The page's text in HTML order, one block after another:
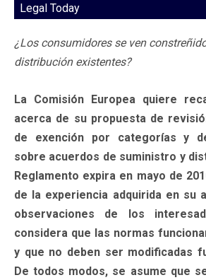
Legal Today
¿Los consumidores se ven
distribución existentes?
La Comisión Europea quiere
acerca de su propuesta de
de exención por categorías y
sobre acuerdos de suministro y
Reglamento expira en mayo de
de la experiencia adquirida en su
observaciones de los
considera que las normas
y que no deben ser modificadas
De todos modos, se asume que